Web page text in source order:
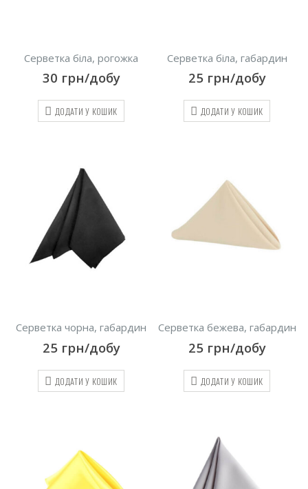
Серветка біла, рогожка
30 грн/добу
ДОДАТИ У КОШИК
Серветка біла, габардин
25 грн/добу
ДОДАТИ У КОШИК
Серветка чорна, габардин
25 грн/добу
ДОДАТИ У КОШИК
Серветка бежева, габардин
25 грн/добу
ДОДАТИ У КОШИК